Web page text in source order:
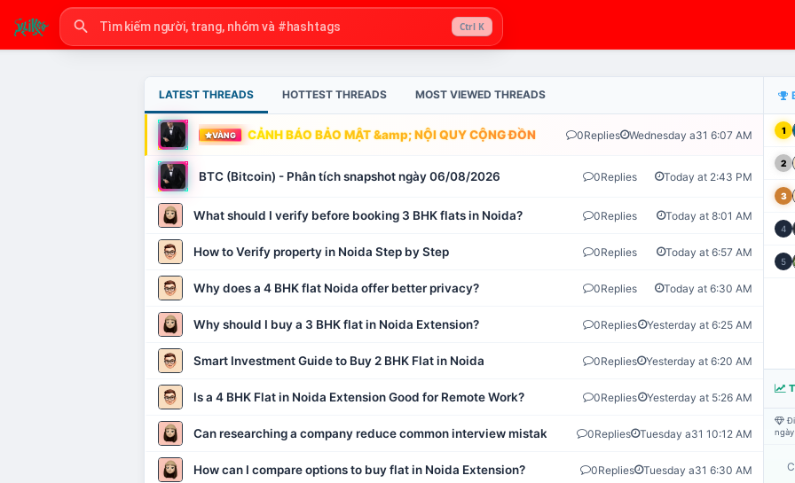
Ctrl K
LATEST THREADS HOTTEST THREADS MOST VIEWED THREADS
VÀNG CẢNH BÁO BẢO MẬT &amp; NỘI QUY CỘNG ĐỒNG VLIKE.VN: HỆ THỐNG GIÁM SÁT TỰ
0Replies Wednesday a31 6:07 AM
BTC (Bitcoin) - Phân tích snapshot ngày 06/08/2026 0Replies Today at 2:43 PM
What should I verify before booking 3 BHK flats in Noida? 0Replies Today at 8:01 AM
How to Verify property in Noida Step by Step 0Replies Today at 6:57 AM
Why does a 4 BHK flat Noida offer better privacy? 0Replies Today at 6:30 AM
Why should I buy a 3 BHK flat in Noida Extension? 0Replies Yesterday at 6:25 AM
Smart Investment Guide to Buy 2 BHK Flat in Noida 0Replies Yesterday at 6:20 AM
Is a 4 BHK Flat in Noida Extension Good for Remote Work? 0Replies Yesterday at 5:26 AM
Can researching a company reduce common interview mistakes? 0Replies Tuesday a31 10:12 AM
How can I compare options to buy flat in Noida Extension? 0Replies Tuesday a31 6:30 AM
1
2
3
4
5